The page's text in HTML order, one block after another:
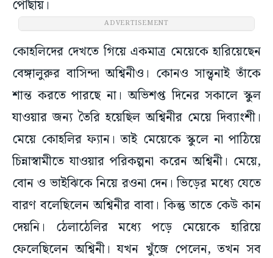
পৌঁছায়।
ADVERTISEMENT
কোহলিদের দেখতে গিয়ে একমাত্র মেয়েকে হারিয়েছেন
বেঙ্গালুরুর বাসিন্দা অশ্বিনীও। কোনও সান্ত্বনাই তাঁকে
শান্ত করতে পারছে না। অভিশপ্ত দিনের সকালে স্কুল
যাওয়ার জন্য তৈরি হয়েছিল অশ্বিনীর মেয়ে দিব্যাংশী।
মেয়ে কোহলির ফ্যান। তাই মেয়েকে স্কুলে না পাঠিয়ে
চিন্নাস্বামীতে যাওয়ার পরিকল্পনা করেন অশ্বিনী। মেয়ে,
বোন ও ভাইঝিকে নিয়ে রওনা দেন। ভিড়ের মধ্যে যেতে
বারণ বলেছিলেন অশ্বিনীর বাবা। কিন্তু তাতে কেউ কান
দেয়নি। ঠেলাঠেলির মধ্যে পড়ে মেয়েকে হারিয়ে
ফেলেছিলেন অশ্বিনী। যখন খুঁজে পেলেন, তখন সব